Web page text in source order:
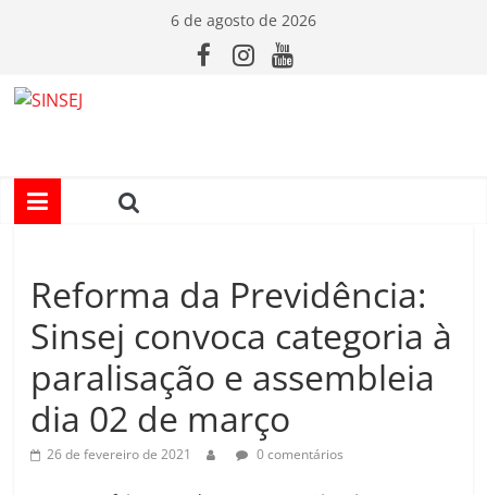
conteúdo
6 de agosto de 2026
I
S
E
Reforma da Previdência:
Sinsej convoca categoria à
paralisação e assembleia
dia 02 de março
26 de fevereiro de 2021 0 comentários